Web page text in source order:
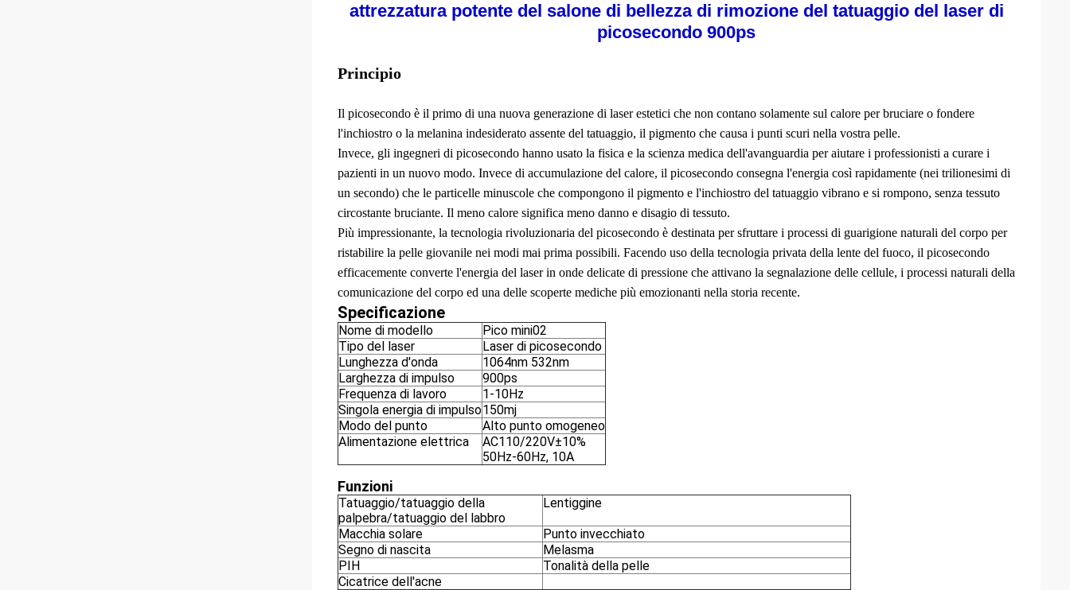
attrezzatura potente del salone di bellezza di rimozione del tatuaggio del laser di
picosecondo 900ps
Principio
Il picosecondo è il primo di una nuova generazione di laser estetici che non contano solamente sul calore per bruciare o fondere
l'inchiostro o la melanina indesiderato assente del tatuaggio, il pigmento che causa i punti scuri nella vostra pelle.
Invece, gli ingegneri di picosecondo hanno usato la fisica e la scienza medica dell'avanguardia per aiutare i professionisti a curare i
pazienti in un nuovo modo. Invece di accumulazione del calore, il picosecondo consegna l'energia così rapidamente (nei trilionesimi di
un secondo) che le particelle minuscole che compongono il pigmento e l'inchiostro del tatuaggio vibrano e si rompono, senza tessuto
circostante bruciante. Il meno calore significa meno danno e disagio di tessuto.
Più impressionante, la tecnologia rivoluzionaria del picosecondo è destinata per sfruttare i processi di guarigione naturali del corpo per
ristabilire la pelle giovanile nei modi mai prima possibili. Facendo uso della tecnologia privata della lente del fuoco, il picosecondo
efficacemente converte l'energia del laser in onde delicate di pressione che attivano la segnalazione delle cellule, i processi naturali della
comunicazione del corpo ed una delle scoperte mediche più emozionanti nella storia recente.
Specificazione
Nome di modello
Pico mini02
Tipo del laser
Laser di picosecondo
Lunghezza d'onda
1064nm 532nm
Larghezza di impulso
900ps
Frequenza di lavoro
1-10Hz
Singola energia di impulso150mj
Modo del punto
Alto punto omogeneo
Alimentazione elettrica
AC110/220V±10%
50Hz-60Hz, 10A
Funzioni
Tatuaggio/tatuaggio della
palpebra/tatuaggio del labbro
Lentiggine
Macchia solare
Punto invecchiato
Segno di nascita
Melasma
PIH
Tonalità della pelle
Cicatrice dell'acne